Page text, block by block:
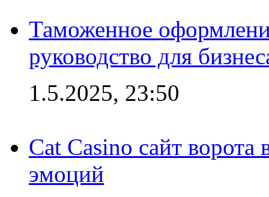
Таможенное
руководство для
1.5.2025, 23:50
Cat Casino сайт
эмоций